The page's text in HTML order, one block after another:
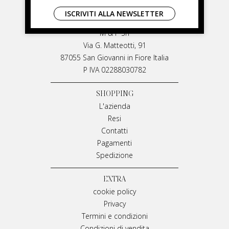
LIVIANA MIRARCHI
M & P Srl
Via G. Matteotti, 91
87055 San Giovanni in Fiore Italia
P IVA 02288030782
SHOPPING
L'azienda
Resi
Contatti
Pagamenti
Spedizione
EXTRA
cookie policy
Privacy
Termini e condizioni
ISCRIVITI ALLA NEWSLETTER